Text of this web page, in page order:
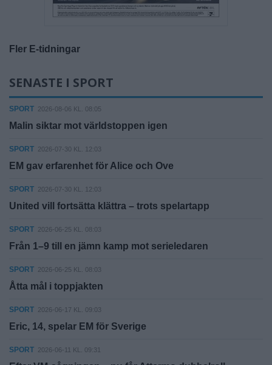
Fler E-tidningar
SENASTE I SPORT
SPORT 2026-08-06 KL. 08:05
Malin siktar mot världstoppen igen
SPORT 2026-07-30 KL. 12:03
EM gav erfarenhet för Alice och Ove
SPORT 2026-07-30 KL. 12:03
United vill fortsätta klättra – trots spelartapp
SPORT 2026-06-25 KL. 08:03
Från 1–9 till en jämn kamp mot serieledaren
SPORT 2026-06-25 KL. 08:03
Åtta mål i toppjakten
SPORT 2026-06-17 KL. 09:03
Eric, 14, spelar EM för Sverige
SPORT 2026-06-11 KL. 09:31